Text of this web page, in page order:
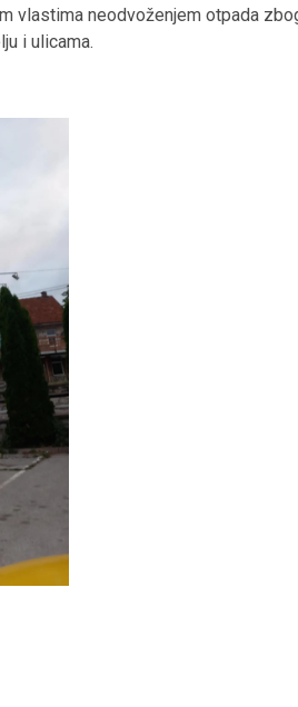
vlastima neodvoženjem otpada
i ulicama.